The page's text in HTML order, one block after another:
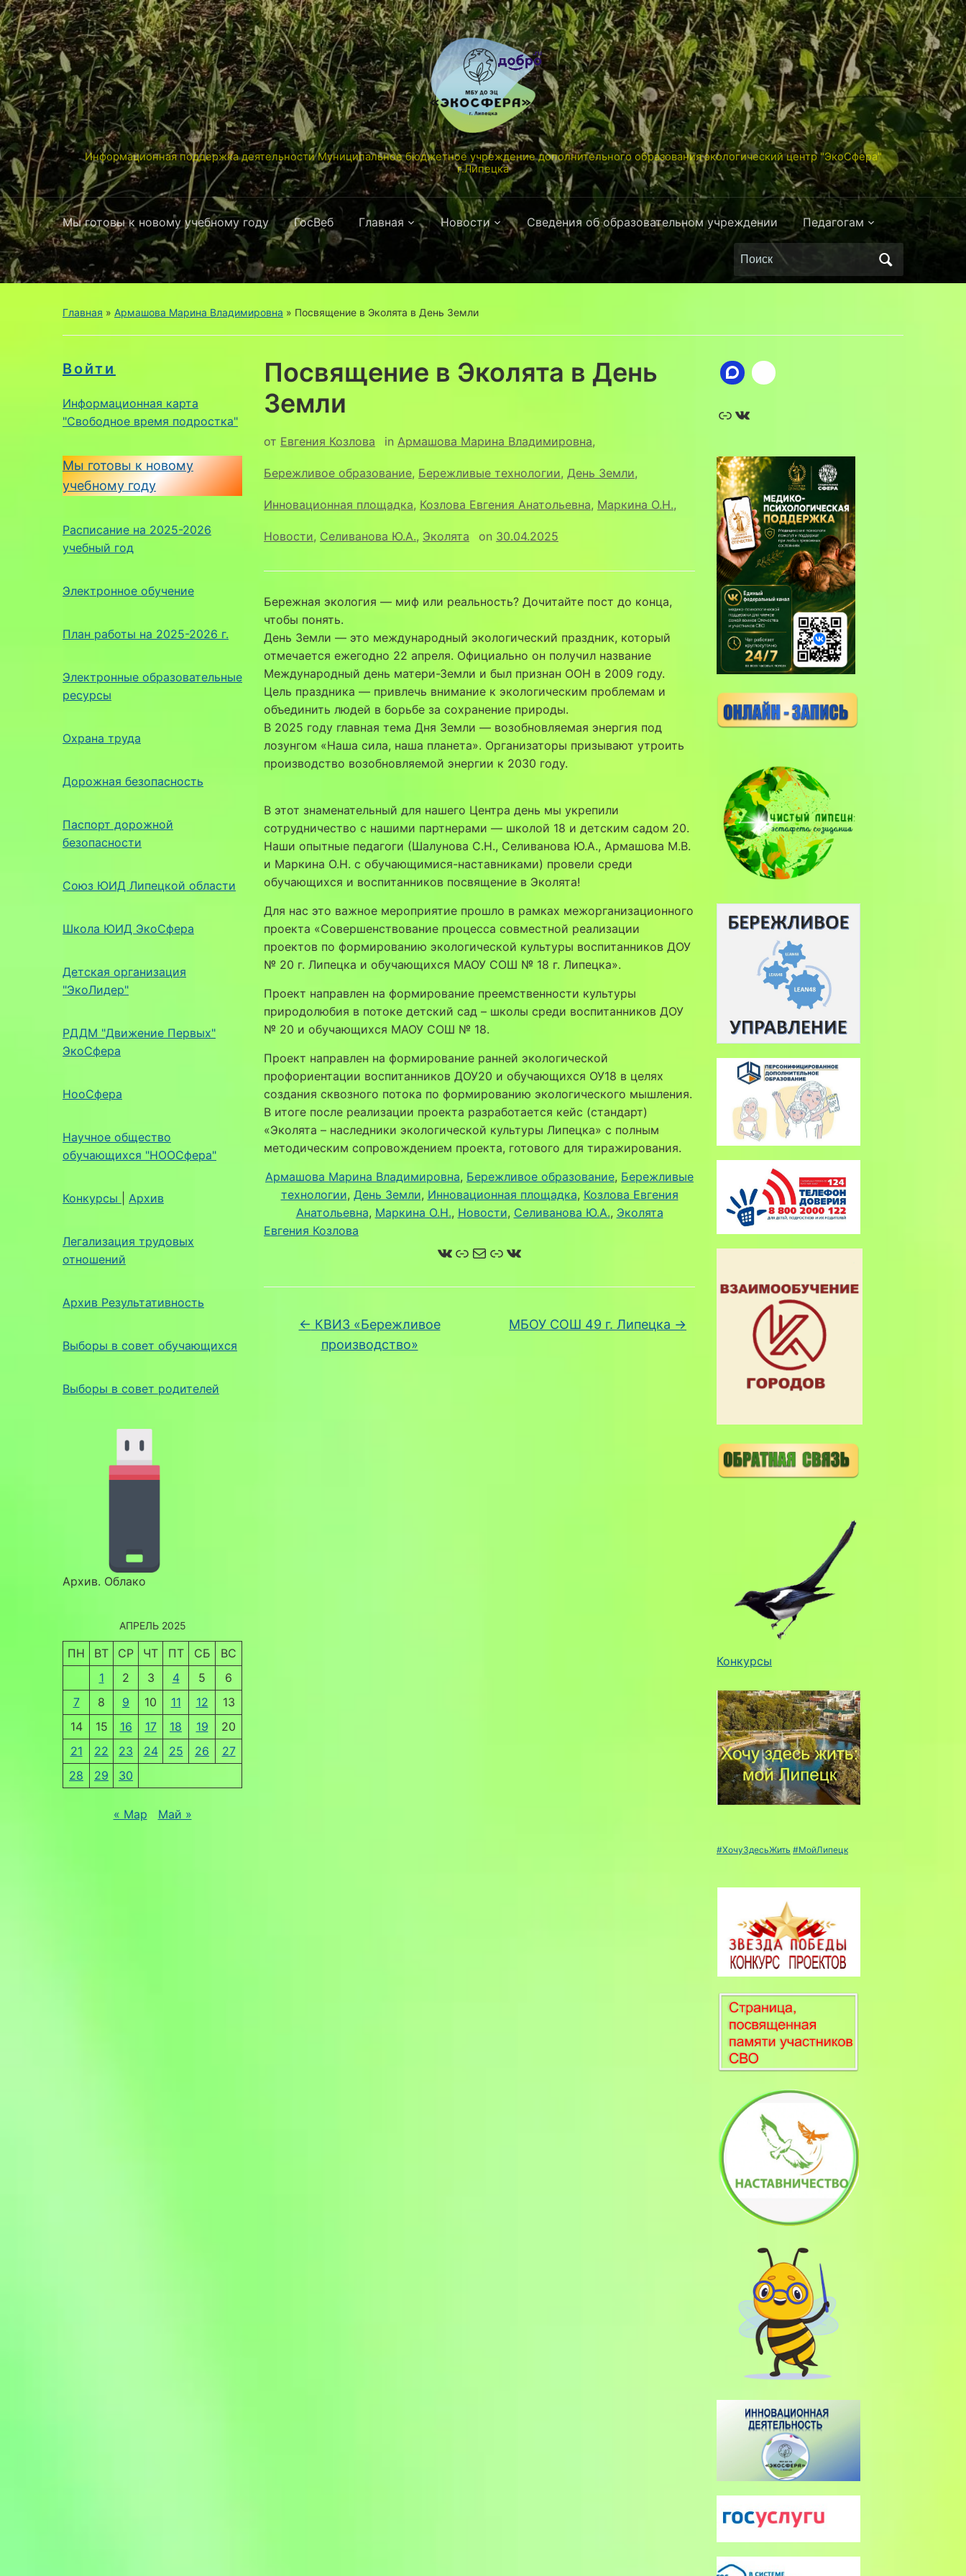
Информационная поддержка деятельности Муниципальное бюджетное учреждение дополнительного образования экологический центр "ЭкоСфера"
г.Липецка
Мы готовы к новому учебному году ГосВеб Главная Новости Сведения об образовательном учреждении Педагогам
Поиск
по:
Главная » Армашова Марина Владимировна » Посвящение в Эколята в День Земли
Войти
Информационная карта
"Свободное время подростка"
Мы готовы к новому
учебному году
Расписание на 2025-2026
учебный год
Электронное обучение
План работы на 2025-2026 г.
Электронные образовательные
ресурсы
Охрана труда
Дорожная безопасность
Паспорт дорожной
безопасности
Союз ЮИД Липецкой области
Школа ЮИД ЭкоСфера
Детская организация
"ЭкоЛидер"
РДДМ "Движение Первых"
ЭкоСфера
НооСфера
Научное общество
обучающихся "НООСфера"
Конкурсы Архив
Легализация трудовых
отношений
Архив Результативность
Выборы в совет обучающихся
Выборы в совет родителей
Архив. Облако
АПРЕЛЬ 2025
ПН ВТ СР ЧТ ПТ СБ
ВС
1
2 3 4 5
6
7
8 9 10 11 12
13
14
15 16 17 18 19
20
21
22 23 24 25 26
27
28
29 30
« Мар Май »
Посвящение в Эколята в День
Земли
от Евгения Козлова in Армашова Марина Владимировна,
Бережливое образование, Бережливые технологии, День Земли,
Инновационная площадка, Козлова Евгения Анатольевна, Маркина О.Н.,
Новости, Селиванова Ю.А., Эколята on 30.04.2025
Бережная экология — миф или реальность? Дочитайте пост до конца,
чтобы понять.
День Земли — это международный экологический праздник, который
отмечается ежегодно 22 апреля. Официально он получил название
Международный день матери-Земли и был признан ООН в 2009 году.
Цель праздника — привлечь внимание к экологическим проблемам и
объединить людей в борьбе за сохранение природы.
В 2025 году главная тема Дня Земли — возобновляемая энергия под
лозунгом «Наша сила, наша планета». Организаторы призывают утроить
производство возобновляемой энергии к 2030 году.
В этот знаменательный для нашего Центра день мы укрепили
сотрудничество с нашими партнерами — школой 18 и детским садом 20.
Наши опытные педагоги (Шалунова С.Н., Селиванова Ю.А., Армашова М.В.
и Маркина О.Н. с обучающимися-наставниками) провели среди
обучающихся и воспитанников посвящение в Эколята!
Для нас это важное мероприятие прошло в рамках межорганизационного
проекта «Совершенствование процесса совместной реализации
проектов по формированию экологической культуры воспитанников ДОУ
№ 20 г. Липецка и обучающихся МАОУ СОШ № 18 г. Липецка».
Проект направлен на формирование преемственности культуры
природолюбия в потоке детский сад – школы среди воспитанников ДОУ
№ 20 и обучающихся МАОУ СОШ № 18.
Проект направлен на формирование ранней экологической
профориентации воспитанников ДОУ20 и обучающихся ОУ18 в целях
создания сквозного потока по формированию экологического мышления.
В итоге после реализации проекта разработается кейс (стандарт)
«Эколята – наследники экологической культуры Липецка» с полным
методическим сопровождением проекта, готового для тиражирования.
Армашова Марина Владимировна, Бережливое образование, Бережливые
технологии, День Земли, Инновационная площадка, Козлова Евгения
Анатольевна, Маркина О.Н., Новости, Селиванова Ю.А., Эколята
Евгения Козлова
ВКонтакте
Ссылка
Почта
Ссылка
ВКонтакте
← КВИЗ «Бережливое
производство»
МБОУ СОШ 49 г. Липецка →
Ссылка
Конкурсы
#ХочуЗдесьЖить #МойЛипецк